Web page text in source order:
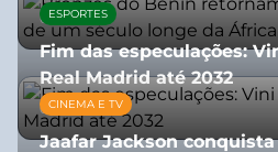
08/07/2026
ESPORTES
Fim das especulações:
Real Madrid até 2032
06/08/2026
CINEMA E TV
Jaafar Jackson